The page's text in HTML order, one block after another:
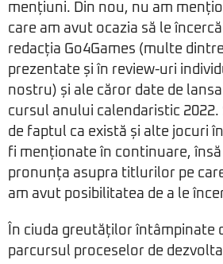
mențiuni. Din nou, nu am
care am avut ocazia să le
redacția Go4Games (multe
prezentate și în review-uri
nostru) și ale căror date de
cursul anului calendaristic
de faptul ca există și alte jocuri
fi menționate în continuare,
pronunța asupra titlurilor pe
am avut posibilitatea de a le
În ciuda greutăților întâmpinate
parcursul proceselor de